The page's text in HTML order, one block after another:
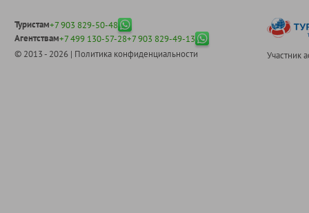
Туристам+7 903 829-50-48
Агентствам+7 499 130-57-28+7 903 829-49-13
© 2013 - 2026 | Политика конфиденциальности Участник